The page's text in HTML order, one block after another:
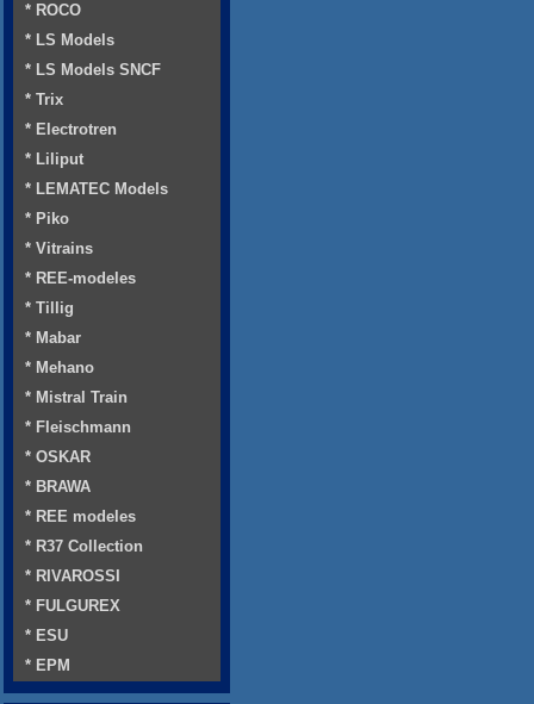
* ROCO
* LS Models
* LS Models SNCF
* Trix
* Electrotren
* Liliput
* LEMATEC Models
* Piko
* Vitrains
* REE-modeles
* Tillig
* Mabar
* Mehano
* Mistral Train
* Fleischmann
* OSKAR
* BRAWA
* REE modeles
* R37 Collection
* RIVAROSSI
* FULGUREX
* ESU
* EPM